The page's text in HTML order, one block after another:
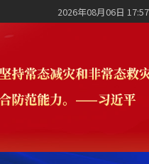
2026年08月06日